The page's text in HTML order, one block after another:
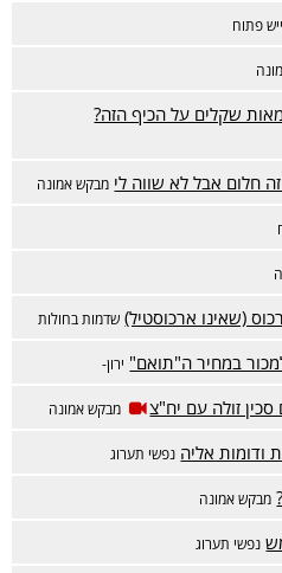
פתוח
שקלים על הכיף הזה?
חלום אבל לא שווה לי מבקש אמונה
(שאינו ארכוסטיל) שדמות בחולות
במחיר ה"תואם" ירון-
זולה עם יח"צ מבקש אמונה
ודומות אליה נפשי תערוג
מבקש אמונה
נפשי תערוג